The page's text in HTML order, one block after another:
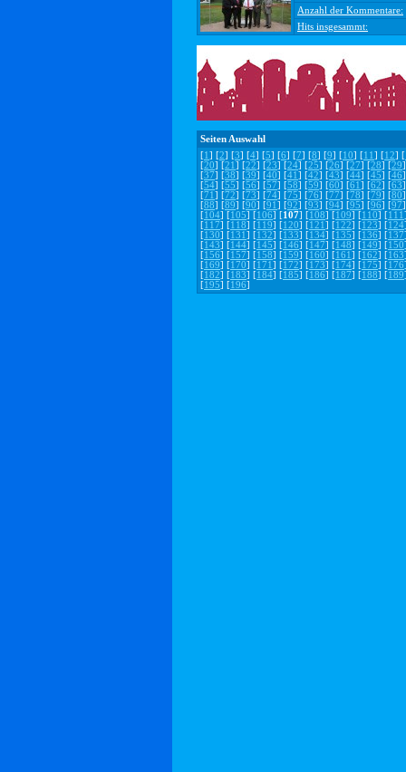
Anzahl der Kommentare:
Hits insgesammt:
Seiten Auswahl
[1 ] [2] [3] [4] [5] [6] [7] [8] [9] [10] [11 ] [12] [
[20] [21 ] [22] [23] [24] [25] [26] [27] [28] [29
[37] [38] [39] [40] [41 ] [42] [43] [44] [45] [46
[54] [55] [56] [57] [58] [59] [60] [61 ] [62] [63
[71 ] [72] [73] [74] [75] [76] [77] [78] [79] [80
[88] [89] [90] [91 ] [92] [93] [94] [95] [96] [97
[104] [105] [106] [107] [108] [109] [110] [111
[117] [118] [119] [120] [121 ] [122] [123] [124
[130] [131 ] [132] [133] [134] [135] [136] [137
[143] [144] [145] [146] [147] [148] [149] [150
[156] [157] [158] [159] [160] [161 ] [162] [163
[169] [170] [171 ] [172] [173] [174] [175] [176
[182] [183] [184] [185] [186] [187] [188] [189
[195] [196]